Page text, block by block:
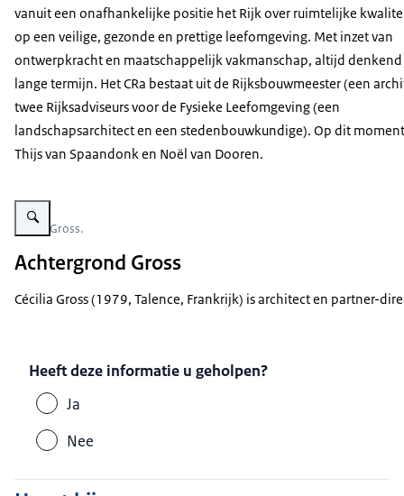
vanuit een onafhankelijke positie het Rijk over ruimtelijke
op een veilige, gezonde en prettige leefomgeving. Met inzet van
ontwerpkracht en maatschappelijk vakmanschap, altijd denkend
lange termijn. Het CRa bestaat uit de Rijksbouwmeester (een
twee Rijksadviseurs voor de Fysieke Leefomgeving (een
landschapsarchitect en een stedenbouwkundige). Op dit
Thijs van Spaandonk en Noël van Dooren.
Vergroot afbeelding Cécilia Gross.
Cécilia Gross.
Achtergrond Gross
Cécilia Gross (1979, Talence, Frankrijk) is architect en partner-
Heeft deze informatie u geholpen?
Ja
Nee